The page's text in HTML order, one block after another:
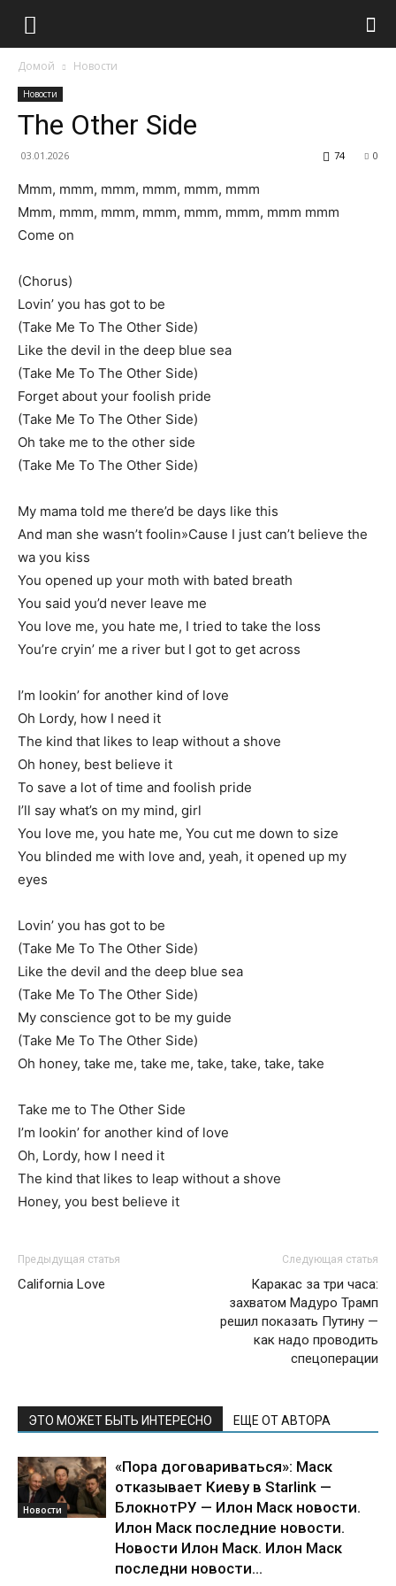
Домой Новости
Новости
The Other Side
03.01.2026 0
74
Mmm, mmm, mmm, mmm, mmm, mmm
Mmm, mmm, mmm, mmm, mmm, mmm, mmm mmm
Come on
(Chorus)
Lovin’ you has got to be
(Take Me To The Other Side)
Like the devil in the deep blue sea
(Take Me To The Other Side)
Forget about your foolish pride
(Take Me To The Other Side)
Oh take me to the other side
(Take Me To The Other Side)
My mama told me there’d be days like this
And man she wasn’t foolin»Cause I just can’t believe the
wa you kiss
You opened up your moth with bated breath
You said you’d never leave me
You love me, you hate me, I tried to take the loss
You’re cryin’ me a river but I got to get across
I’m lookin’ for another kind of love
Oh Lordy, how I need it
The kind that likes to leap without a shove
Oh honey, best believe it
To save a lot of time and foolish pride
I’ll say what’s on my mind, girl
You love me, you hate me, You cut me down to size
You blinded me with love and, yeah, it opened up my
eyes
Lovin’ you has got to be
(Take Me To The Other Side)
Like the devil and the deep blue sea
(Take Me To The Other Side)
My conscience got to be my guide
(Take Me To The Other Side)
Oh honey, take me, take me, take, take, take, take
Take me to The Other Side
I’m lookin’ for another kind of love
Oh, Lordy, how I need it
The kind that likes to leap without a shove
Honey, you best believe it
Предыдущая статья
California Love
Следующая статья
Каракас за три часа:
захватом Мадуро Трамп
решил показать Путину —
как надо проводить
спецоперации
ЭТО МОЖЕТ БЫТЬ ИНТЕРЕСНО ЕЩЕ ОТ АВТОРА
Новости
«Пора договариваться»: Маск
отказывает Киеву в Starlink —
БлокнотРУ — Илон Маск новости.
Илон Маск последние новости.
Новости Илон Маск. Илон Маск
последни новости...